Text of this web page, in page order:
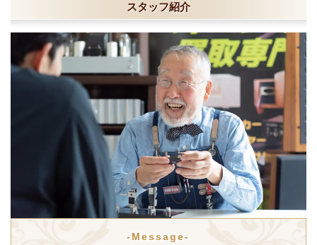
スタッフ紹介
-Message-